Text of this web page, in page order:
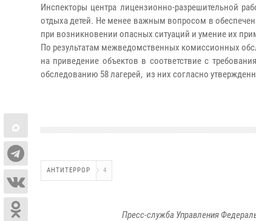
Инспекторы центра лицензионно-разрешительной
отдыха детей. Не менее важным вопросом в
при возникновении опасных ситуаций и умение их
По результатам межведомственных комиссионных
на приведение объектов в соответствие с
обследованию 58 лагерей, из них согласно
АНТИТЕРРОР 4
Пресс-служба Управления